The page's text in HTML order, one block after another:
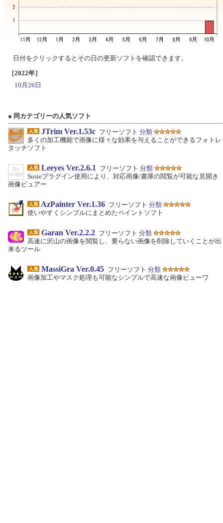
日付をクリックするとその日の更新ソフトを確認できます。
［2022年］
10月26日
● 同カテゴリーの人気ソフト
JTrim Ver.1.53c フリーソフト 分類
多くの加工機能で画像に様々な効果を与えることができるフォトレ
タッチソフト
Leeyes Ver.2.6.1 フリーソフト 分類
Susieプラグイン使用により、対応画像/書庫の閲覧が可能な見開き
画像ビュアー
AzPainter Ver.1.36 フリーソフト 分類
使いやすくシンプルにまとめたペイントソフト
Garan Ver.2.2.2 フリーソフト 分類
高速に沢山の画像を閲覧し、要らない画像を削除していくことが出
来るツール
MassiGra Ver.0.45 フリーソフト 分類
画像加工やマスク処理も可能なシンプルで高速な画像ビューワ